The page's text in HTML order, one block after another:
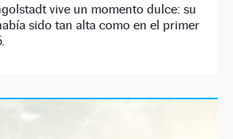
vive un momento dulce: su
sido tan alta como en el primer